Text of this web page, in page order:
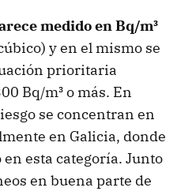
medido en Bq/m³
y en el mismo se
prioritaria
Bq/m³ o más. En
se concentran en
en Galicia, donde
esta categoría. Junto
en buena parte de